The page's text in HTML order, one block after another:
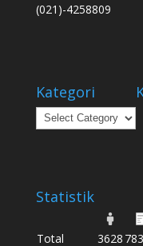
(021)-4258809
Kategori
Kategori
Statistik
Total 3628